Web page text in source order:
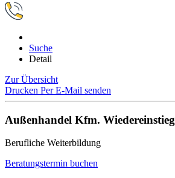
Suche
Detail
Zur Übersicht
Drucken Per E-Mail senden
Außenhandel Kfm. Wiedereinstieg
Berufliche Weiterbildung
Beratungstermin buchen